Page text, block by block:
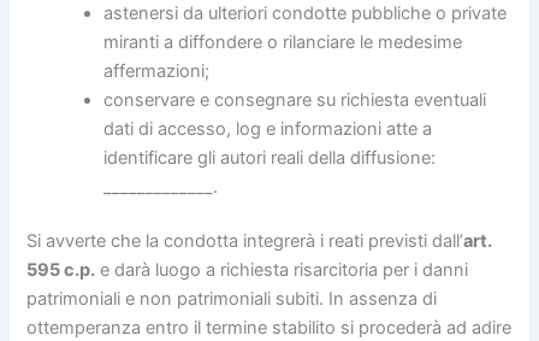
astenersi da ulteriori condotte pubbliche o private
miranti a diffondere o rilanciare le medesime
affermazioni;
conservare e consegnare su richiesta eventuali
dati di accesso, log e informazioni atte a
identificare gli autori reali della diffusione:
_____________.
Si avverte che la condotta integrerà i reati previsti dall’art.
595 c.p. e darà luogo a richiesta risarcitoria per i danni
patrimoniali e non patrimoniali subiti. In assenza di
ottemperanza entro il termine stabilito si procederà ad adire